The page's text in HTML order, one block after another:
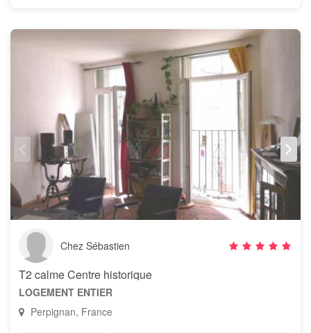
Chez Sébastien
T2 calme Centre historique
LOGEMENT ENTIER
Perpignan, France